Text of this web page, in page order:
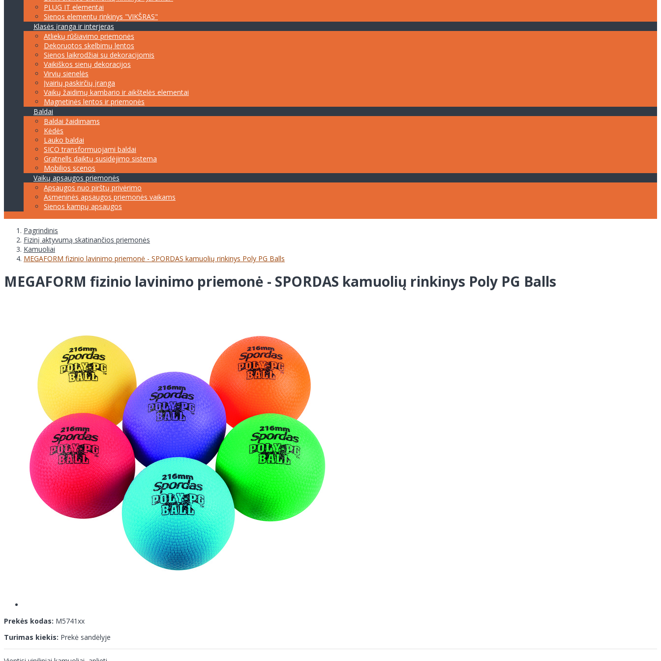
PLUG IT elementai
Sienos elementų rinkinys "VIKŠRAS"
Klasės įranga ir interjeras
Atliekų rūšiavimo priemonės
Dekoruotos skelbimų lentos
Sienos laikrodžiai su dekoracijomis
Vaikiškos sienų dekoracijos
Virvių sienelės
Įvairių paskirčių įranga
Vaikų žaidimų kambario ir aikštelės elementai
Magnetinės lentos ir priemonės
Baldai
Baldai žaidimams
Kėdės
Lauko baldai
SICO transformuojami baldai
Gratnells daiktų susidėjimo sistema
Mobilios scenos
Vaikų apsaugos priemonės
Apsaugos nuo pirštų privėrimo
Asmeninės apsaugos priemonės vaikams
Sienos kampų apsaugos
Pagrindinis
Fizinį aktyvumą skatinančios priemonės
Kamuoliai
MEGAFORM fizinio lavinimo priemonė - SPORDAS kamuolių rinkinys Poly PG Balls
MEGAFORM fizinio lavinimo priemonė - SPORDAS kamuolių rinkinys Poly PG Balls
Prekės kodas: M5741xx
Turimas kiekis: Prekė sandėlyje